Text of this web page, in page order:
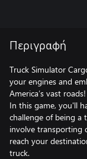
Περιγραφή
Truck Simulator
your engines and
America’s vast roads!
In this game, you'll
challenge of being a
involve transporting
reach your
truck.